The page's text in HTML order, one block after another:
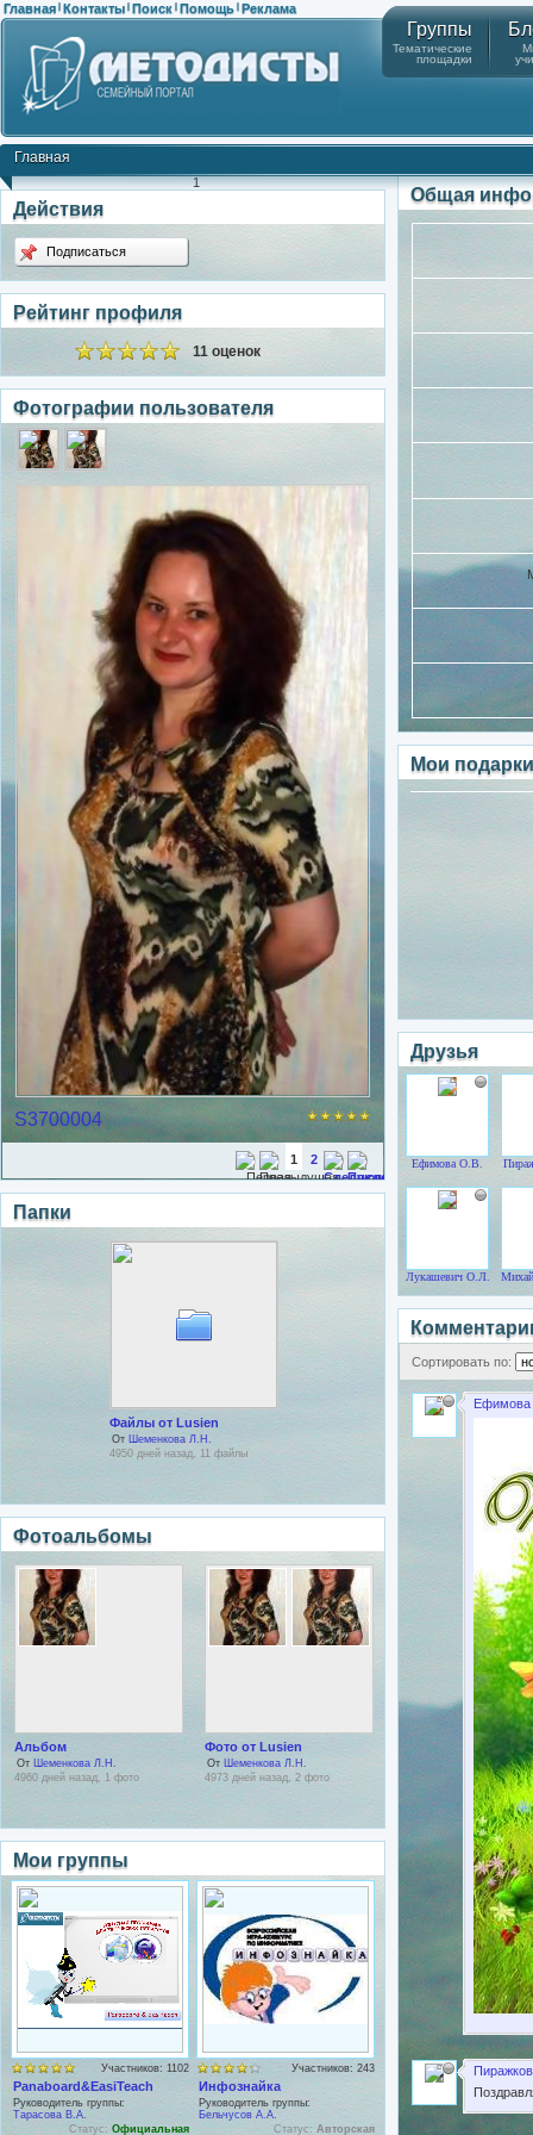
Главная | Контакты | Поиск | Помощь | Реклама
Группы
Тематические
площадки
Главная
1
Действия
Подписаться
Рейтинг профиля
11 оценок
Фотографии пользователя
S3700004
1 2
Папки
Файлы от Lusien
От Шеменкова Л.Н.
4950 дней назад, 11 файлы
Фотоальбомы
Альбом
От Шеменкова Л.Н.
4960 дней назад, 1 фото
Фото от Lusien
От Шеменкова Л.Н.
4973 дней назад, 2 фото
Мои группы
Участников: 1102
Panaboard&EasiTeach
Руководитель группы:
Тарасова В.А.
Статус: Официальная
Участников: 243
Инфознайка
Руководитель группы:
Бельчусов А.А.
Статус: Авторская
Общая
Мои подарки
Друзья
Ефимова О.В.
Лукашевич О.Л.
Сортировать по: